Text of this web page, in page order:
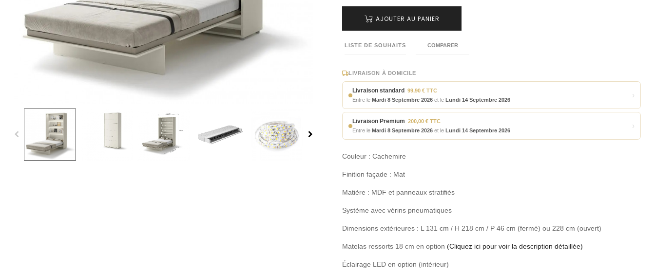
AJOUTER AU PANIER
LISTE DE SOUHAITS COMPARER
LIVRAISON À DOMICILE
Livraison standard
99,90 € TTC
Entre le Mardi 8 Septembre 2026 et le Lundi 14 Septembre 2026
›
Livraison Premium 200,00 € TTC
Entre le Mardi 8 Septembre 2026 et le Lundi 14 Septembre 2026
›
Couleur : Cachemire
Finition façade : Mat
Matière : MDF et panneaux stratifiés
Système avec vérins pneumatiques
Dimensions extérieures : L 131 cm / H 218 cm / P 46 cm (fermé) ou 228 cm (ouvert)
Matelas ressorts 18 cm en option (Cliquez ici pour voir la description détaillée)
Éclairage LED en option (intérieur)